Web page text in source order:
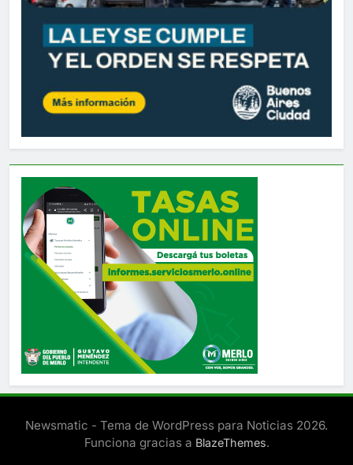
Newsmatic - Tema de WordPress para Noticias 2026.
Funciona gracias a BlazeThemes.